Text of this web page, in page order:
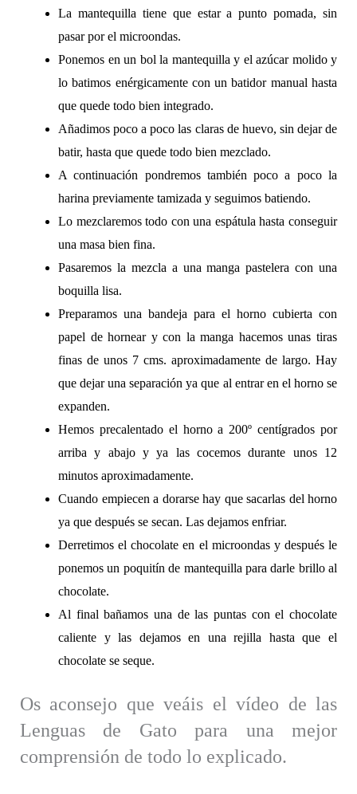
La mantequilla tiene que estar a punto pomada, sin
pasar por el microondas.
Ponemos en un bol la mantequilla y el azúcar molido y
lo batimos enérgicamente con un batidor manual hasta
que quede todo bien integrado.
Añadimos poco a poco las claras de huevo, sin dejar de
batir, hasta que quede todo bien mezclado.
A continuación pondremos también poco a poco la
harina previamente tamizada y seguimos batiendo.
Lo mezclaremos todo con una espátula hasta conseguir
una masa bien fina.
Pasaremos la mezcla a una manga pastelera con una
boquilla lisa.
Preparamos una bandeja para el horno cubierta con
papel de hornear y con la manga hacemos unas tiras
finas de unos 7 cms. aproximadamente de largo. Hay
que dejar una separación ya que al entrar en el horno se
expanden.
Hemos precalentado el horno a 200º centígrados por
arriba y abajo y ya las cocemos durante unos 12
minutos aproximadamente.
Cuando empiecen a dorarse hay que sacarlas del horno
ya que después se secan. Las dejamos enfriar.
Derretimos el chocolate en el microondas y después le
ponemos un poquitín de mantequilla para darle brillo al
chocolate.
Al final bañamos una de las puntas con el chocolate
caliente y las dejamos en una rejilla hasta que el
chocolate se seque.
Os aconsejo que veáis el vídeo de las
Lenguas de Gato para una mejor
comprensión de todo lo explicado.